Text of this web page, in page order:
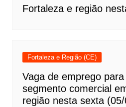
Fortaleza e região
Fortaleza e Região (CE)
Vaga de emprego
segmento comercial
região nesta sexta